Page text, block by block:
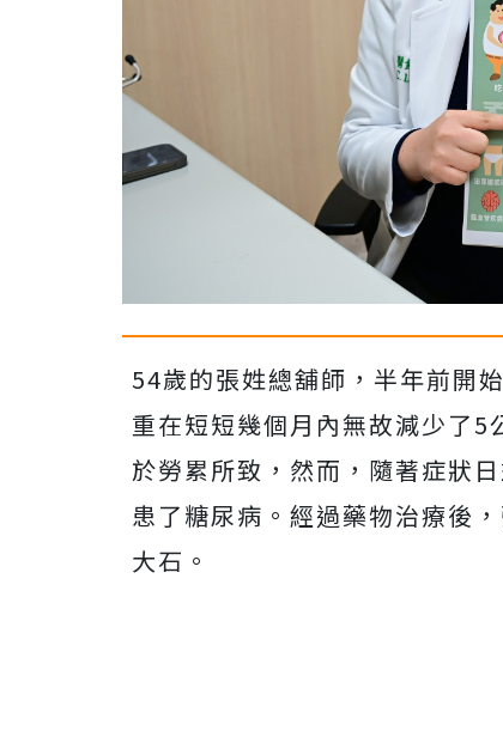
54歲的張姓總舖師，半年前開
重在短短幾個月內無故減少了
於勞累所致，然而，隨著症狀
患了糖尿病。經過藥物治療後
大石。